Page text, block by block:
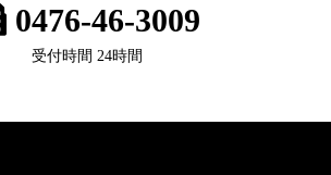
0476-46-3009
受付時間 24時間